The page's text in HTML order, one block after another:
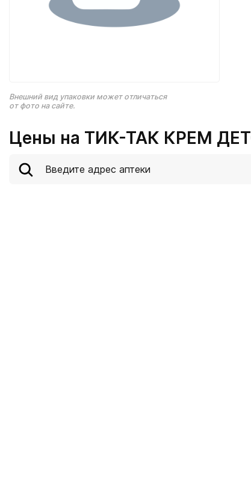
Внешний вид упаковки может отличаться
от фото на сайте.
Цены на ТИК-ТАК КРЕМ